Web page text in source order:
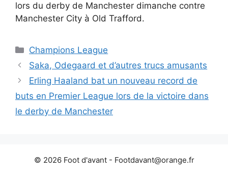
lors du derby de Manchester dimanche contre
Manchester City à Old Trafford.
Catégories
Champions League
Saka, Odegaard et d’autres trucs amusants
Erling Haaland bat un nouveau record de
buts en Premier League lors de la victoire dans
le derby de Manchester
© 2026 Foot d'avant - Footdavant@orange.fr